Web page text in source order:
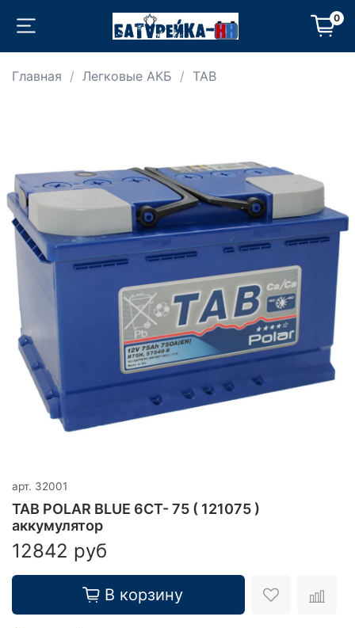
0
Главная Легковые АКБ TAB
арт. 32001
TAB POLAR BLUE 6CT- 75 ( 121075 )
аккумулятор
12842 руб
В корзину